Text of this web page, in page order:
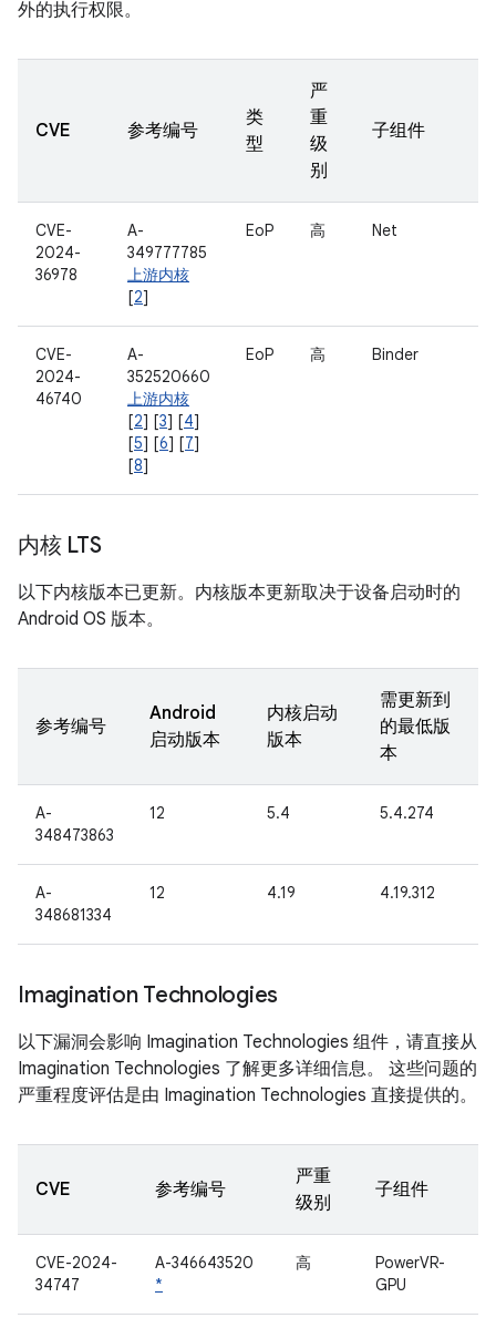
外的执行权限。
CVE 参考编号
类
型
严
重
级
别
子组件
CVE-
2024-
36978
A-
349777785
上游内核
[2]
EoP 高 Net
CVE-
2024-
46740
A-
352520660
上游内核
[2] [3] [4]
[5] [6] [7]
[8]
EoP 高 Binder
内核 LTS
以下内核版本已更新。内核版本更新取决于设备启动时的
Android OS 版本。
参考编号
Android
启动版本
内核启动
版本
需更新到
的最低版
本
A-
348473863
12 5.4 5.4.274
A-
348681334
12 4.19 4.19.312
Imagination Technologies
以下漏洞会影响 Imagination Technologies 组件，请直接从
Imagination Technologies 了解更多详细信息。 这些问题的
严重程度评估是由 Imagination Technologies 直接提供的。
CVE 参考编号
严重
级别
子组件
CVE-2024-
34747
A-346643520
*
高
PowerVR-
GPU